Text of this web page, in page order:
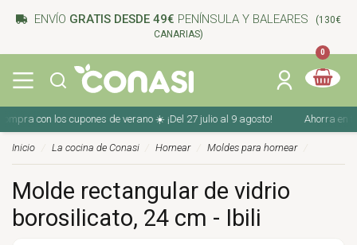
ENVÍO GRATIS DESDE 49€ PENÍNSULA Y BALEARES
(130€
CANARIAS)
0
con los cupones de verano ☀️ ¡Del 27 julio al 9 agosto! Ahorra en tu
Inicio La cocina de Conasi Hornear Moldes para hornear
Molde rectangular de vidrio
borosilicato, 24 cm - Ibili